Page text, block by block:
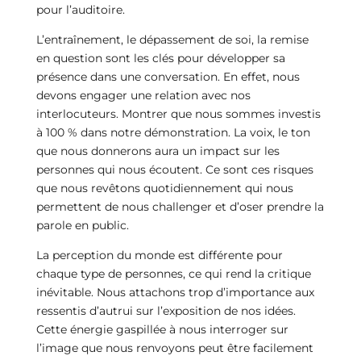
pour l’auditoire.
L’entraînement, le dépassement de soi, la remise
en question sont les clés pour développer sa
présence dans une conversation. En effet, nous
devons engager une relation avec nos
interlocuteurs. Montrer que nous sommes investis
à 100 % dans notre démonstration. La voix, le ton
que nous donnerons aura un impact sur les
personnes qui nous écoutent. Ce sont ces risques
que nous revêtons quotidiennement qui nous
permettent de nous challenger et d’oser prendre la
parole en public.
La perception du monde est différente pour
chaque type de personnes, ce qui rend la critique
inévitable. Nous attachons trop d’importance aux
ressentis d’autrui sur l’exposition de nos idées.
Cette énergie gaspillée à nous interroger sur
l’image que nous renvoyons peut être facilement